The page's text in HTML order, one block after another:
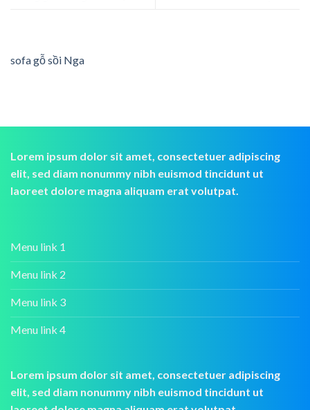
sofa gỗ sồi Nga
Lorem ipsum dolor sit amet, consectetuer adipiscing
elit, sed diam nonummy nibh euismod tincidunt ut
laoreet dolore magna aliquam erat volutpat.
Menu link 1
Menu link 2
Menu link 3
Menu link 4
Lorem ipsum dolor sit amet, consectetuer adipiscing
elit, sed diam nonummy nibh euismod tincidunt ut